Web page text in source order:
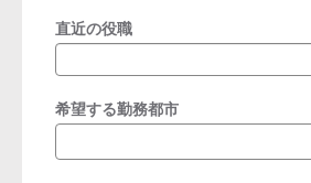
直近の役職
希望する勤務都市